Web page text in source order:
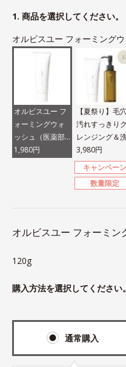
1. 商品を選択してください。
オルビスユー フォーミング
オルビスユー フ
ォーミングウォ
ッシュ（医薬部
外品）
1,980円
【夏祭り】毛穴
汚れすっきりク
レンジング＆
顔セット
3,980円
キャンペーン
数量限定
オルビスユー フォーミン
120g
購入方法を選択してください。
通常購入